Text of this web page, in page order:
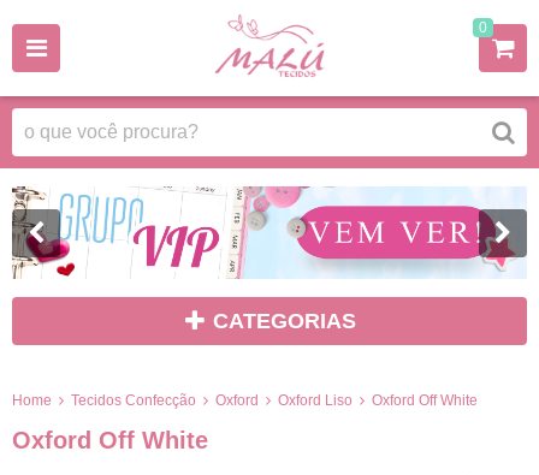
0
CATEGORIAS
Home Tecidos Confecção Oxford Oxford Liso Oxford Off White
Oxford Off White